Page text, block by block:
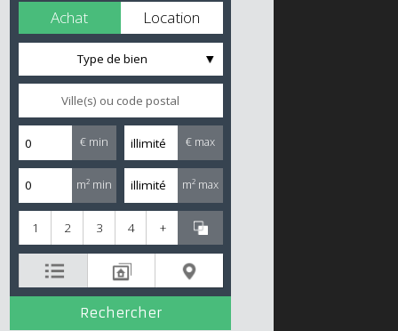
Achat Location
Type de bien
€ min € max
m² min m² max
1 2 3 4 +